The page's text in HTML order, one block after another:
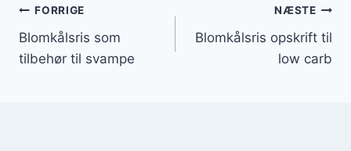
Indlægsnavigation
FORRIGE
Blomkålsris som
tilbehør til svampe
NÆSTE
Blomkålsris opskrift til
low carb